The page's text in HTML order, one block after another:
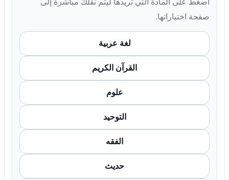
اضغط على المادة التي تريدها ليتم نقلك مباشرة إلى
صفحة اختباراتها.
لغة عربية
القرآن الكريم
علوم
التوحيد
الفقه
حديث